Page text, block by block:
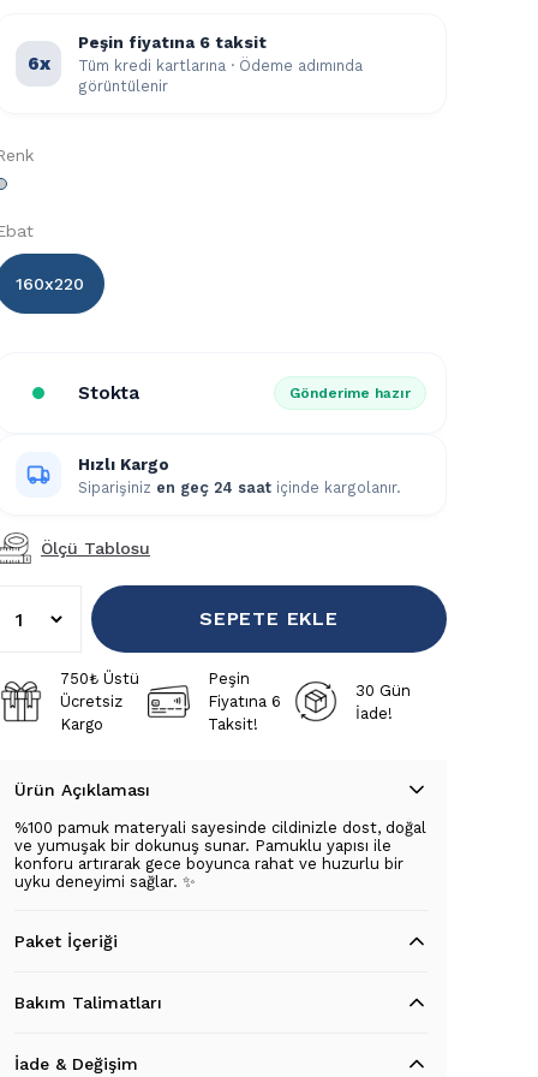
6x
Peşin fiyatına 6 taksit
Tüm kredi kartlarına · Ödeme adımında
görüntülenir
160x220
Stokta Gönderime hazır
Hızlı Kargo
Siparişiniz en geç 24 saat içinde kargolanır.
Ölçü Tablosu
SEPETE EKLE
750₺ Üstü
Ücretsiz
Kargo
Peşin
Fiyatına 6
Taksit!
30 Gün
İade!
Ürün Açıklaması
%100 pamuk materyali sayesinde cildinizle dost, doğal
ve yumuşak bir dokunuş sunar. Pamuklu yapısı ile
konforu artırarak gece boyunca rahat ve huzurlu bir
uyku deneyimi sağlar. ✨
Paket İçeriği
Bakım Talimatları
İade & Değişim